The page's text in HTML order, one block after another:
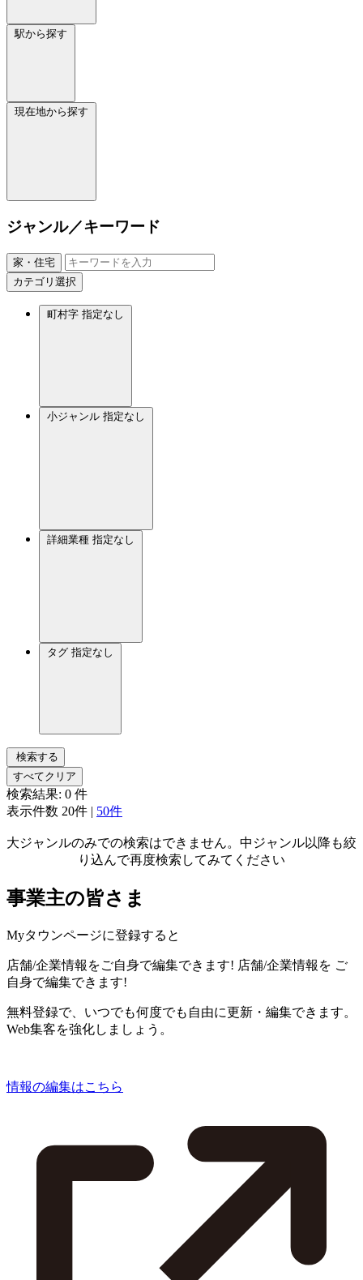
駅から探す
現在地から探す
ジャンル／キーワード
家・住宅
カテゴリ選択
町村字 指定なし
小ジャンル 指定なし
詳細業種 指定なし
タグ 指定なし
検索する
すべてクリア
検索結果: 0 件
表示件数 20件 | 50件
大ジャンルのみでの検索はできません。中ジャンル以降も絞
り込んで再度検索してみてください
事業主の皆さま
Myタウンページに登録すると
店舗/企業情報をご自身で編集できます! 店舗/企業情報を ご
自身で編集できます!
無料登録で、いつでも何度でも自由に更新・編集できます。
Web集客を強化しましょう。
情報の編集はこちら